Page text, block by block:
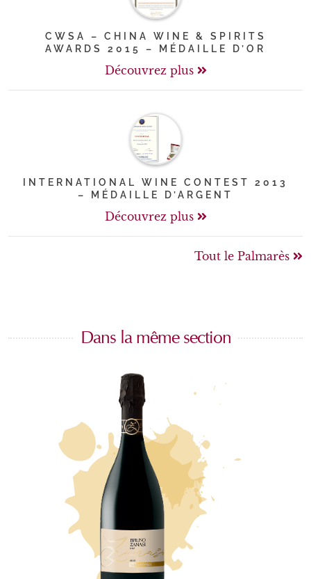
CWSA – CHINA WINE & SPIRITS
AWARDS 2015 – MÉDAILLE D’OR
Découvrez plus
INTERNATIONAL WINE CONTEST 2013
– MÉDAILLE D’ARGENT
Découvrez plus
Tout le Palmarès
Dans la même section